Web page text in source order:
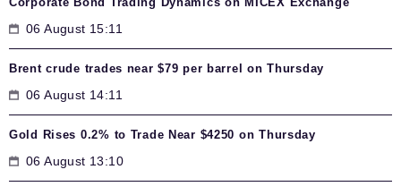
06 August 15:11
Brent crude trades near $79 per barrel on Thursday
06 August 14:11
Gold Rises 0.2% to Trade Near $4250 on Thursday
06 August 13:10